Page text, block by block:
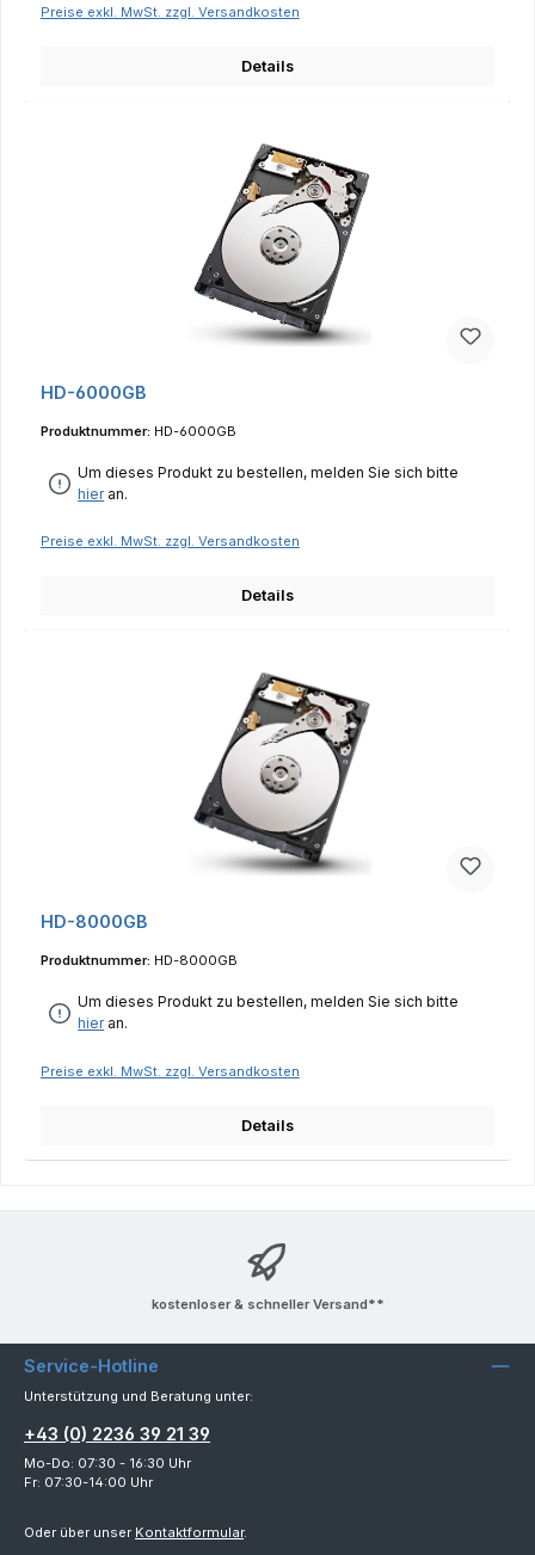
Preise exkl. MwSt. zzgl. Versandkosten
Details
HD-6000GB
Produktnummer: HD-6000GB
Um dieses Produkt zu bestellen, melden Sie sich bitte
hieran.
Preise exkl. MwSt. zzgl. Versandkosten
Details
HD-8000GB
Produktnummer: HD-8000GB
Um dieses Produkt zu bestellen, melden Sie sich bitte
hieran.
Preise exkl. MwSt. zzgl. Versandkosten
Details
kostenloser & schneller Versand**
Service-Hotline
Unterstützung und Beratung unter:
+43 (0) 2236 39 21 39
Mo-Do: 07:30 - 16:30 Uhr
Fr: 07:30-14:00 Uhr
Oder über unser Kontaktformular.